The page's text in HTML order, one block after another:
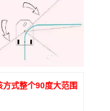
式整个90度大范围